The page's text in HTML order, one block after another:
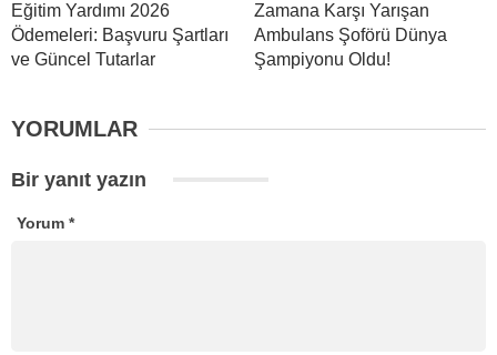
Eğitim Yardımı 2026
Ödemeleri: Başvuru Şartları
ve Güncel Tutarlar
Zamana Karşı Yarışan
Ambulans Şoförü Dünya
Şampiyonu Oldu!
YORUMLAR
Bir yanıt yazın
Yorum *